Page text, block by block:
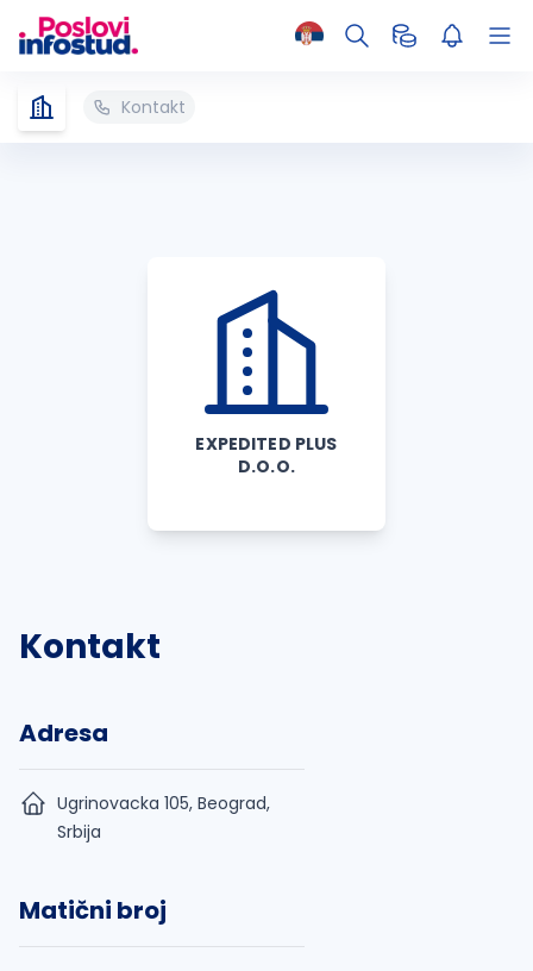
Kontakt
EXPEDITED PLUS
D.O.O.
Kontakt
Adresa
Ugrinovacka 105, Beograd,
Srbija
Matični broj